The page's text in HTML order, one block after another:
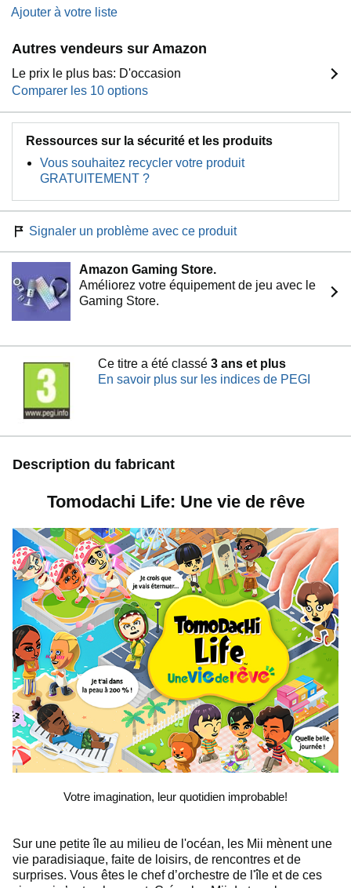
Ajouter à votre liste
Autres vendeurs sur Amazon
Le prix le plus bas: D'occasion
Comparer les 10 options
Ressources sur la sécurité et les produits
Vous souhaitez recycler votre produit
GRATUITEMENT ?
Signaler un problème avec ce produit
Amazon Gaming Store.
Améliorez votre équipement de jeu avec le
Gaming Store.
Ce titre a été classé 3 ans et plus
En savoir plus sur les indices de PEGI
Description du fabricant
Tomodachi Life: Une vie de rêve
Votre imagination, leur quotidien improbable!
Sur une petite île au milieu de l'océan, les Mii mènent une
vie paradisiaque, faite de loisirs, de rencontres et de
surprises. Vous êtes le chef d’orchestre de l'île et de ces